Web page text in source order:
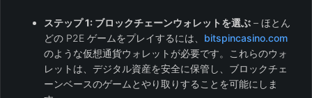
ステップ 1: ブロックチェーンウォレットを選ぶ – ほとん
どの P2E ゲームをプレイするには、 bitspincasino.com
のような仮想通貨ウォレットが必要です。これらのウォ
レットは、デジタル資産を安全に保管し、ブロックチェ
ーンベースのゲームとやり取りすることを可能にしま